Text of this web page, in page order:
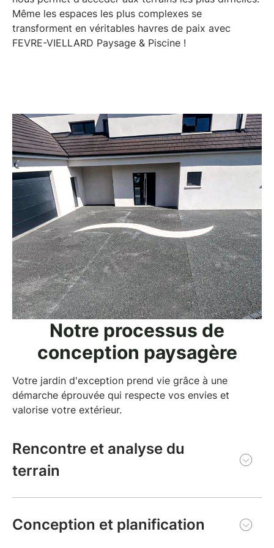
Même les espaces les plus complexes se
transforment en véritables havres de paix avec
FEVRE-VIELLARD Paysage & Piscine !
Notre processus de
conception paysagère
Votre jardin d'exception prend vie grâce à une
démarche éprouvée qui respecte vos envies et
valorise votre extérieur.
Rencontre et analyse du
terrain
première visite sur votre terrain. Cette étape
fondamentale nous permet de comprendre votre
Conception et planification